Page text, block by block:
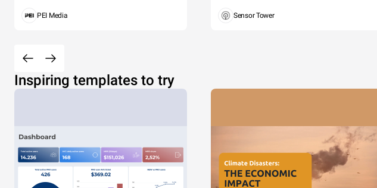
PEI Media Sensor Tower
Inspiring templates to try